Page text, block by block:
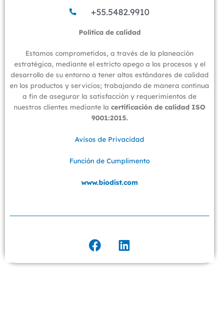
+55.5482.9910
Política de calidad​​
Estamos comprometidos, a través de la planeación
estratégica, mediante el estricto apego a los procesos y el
desarrollo de su entorno a tener altos estándares de calidad
en los productos y servicios; trabajando de manera continua
a fin de asegurar la satisfacción y requerimientos de
nuestros clientes mediante la certificación de calidad ISO
9001:2015.
Avisos de Privacidad
Función de Cumplimento
www.biodist.com
F
a
c
L
i
n